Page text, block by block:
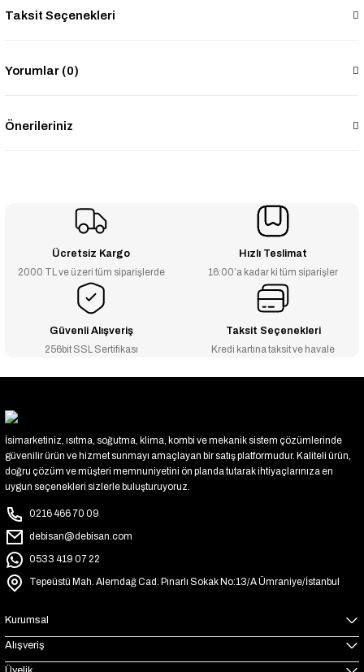
Taksit Seçenekleri
Yorumlar (0)
Önerileriniz
Ücretsiz Kargo
2000 TL ve üzeri tüm siparişlerde
Hızlı Teslimat
16:00’a kadar ki tüm siparişler
Güvenli Alışveriş
256bit SSL Sertifikası
Taksit Seçenekleri
Kredi kartına taksit ve havale
İsimarketiniz, ısıtma, soğutma, klima, kombi ve mekanik sistem çözümlerinde
güvenilir ürün ve hizmet sunmayı amaçlayan bir satış platformudur. Kaliteli ürün,
doğru çözüm ve müşteri memnuniyetini ön planda tutarak ihtiyaçlarınıza en
uygun seçenekleri sizlerle buluşturuyoruz.
0216 466 70 09
debisan@debisan.com
0533 419 07 22
Tepeüstü Mah. Alemdağ Cad. Pınarlı Sokak No:13/A Ümraniye/İstanbul
Kurumsal
Alışveriş